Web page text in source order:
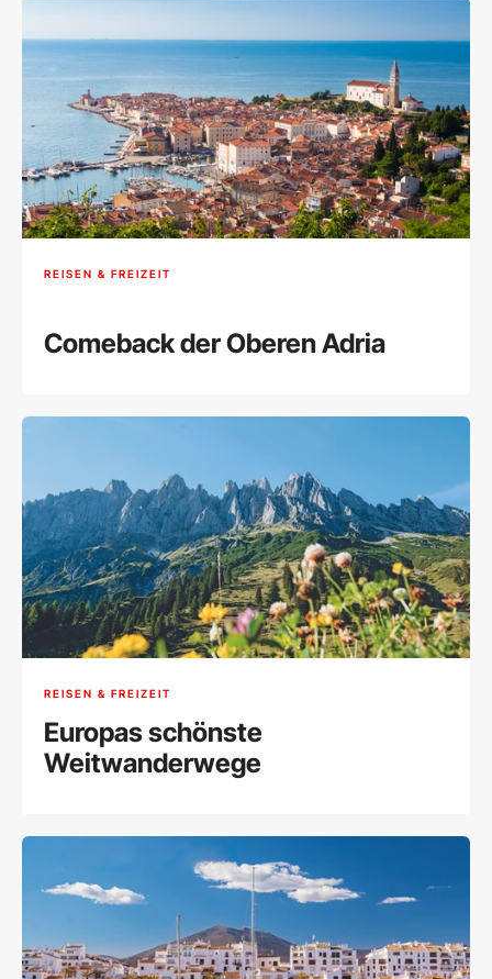
REISEN & FREIZEIT
Comeback der Oberen Adria
REISEN & FREIZEIT
Europas schönste
Weitwanderwege